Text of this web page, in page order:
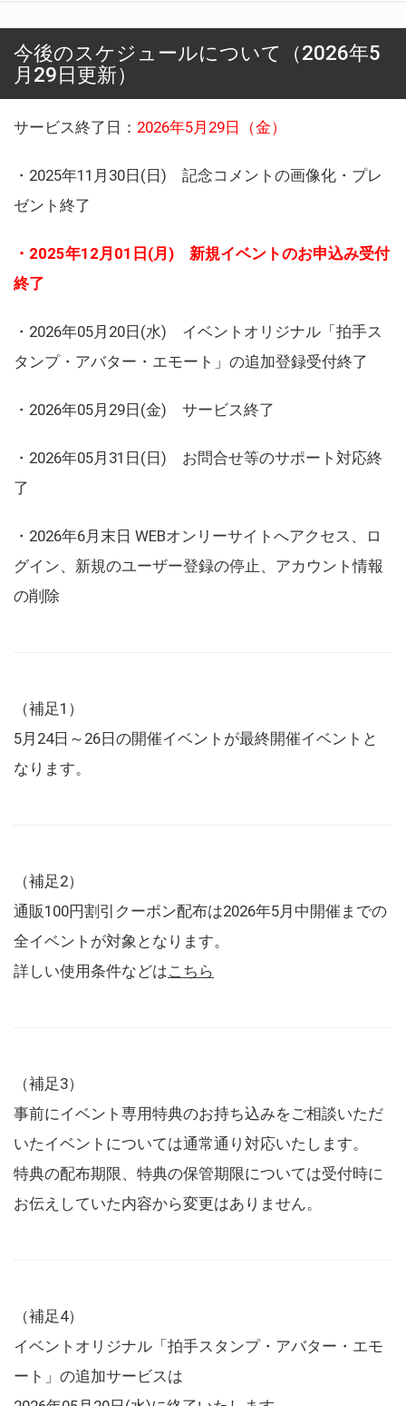
今後のスケジュールについて（2026年5
月29日更新）
サービス終了日： 2026年5月29日（金）
・2025年11月30日(日) 記念コメントの画像化・プレ
ゼント終了
・2025年12月01日(月) 新規イベントのお申込み受付
終了
・2026年05月20日(水) イベントオリジナル「拍手ス
タンプ・アバター・エモート」の追加登録受付終了
・2026年05月29日(金) サービス終了
・2026年05月31日(日) お問合せ等のサポート対応終
了
・2026年6月末日 WEBオンリーサイトへアクセス、ロ
グイン、新規のユーザー登録の停止、アカウント情報
の削除
（補足1）
5月24日～26日の開催イベントが最終開催イベントと
なります。
（補足2）
通販100円割引クーポン配布は2026年5月中開催までの
全イベントが対象となります。
詳しい使用条件などはこちら
（補足3）
事前にイベント専用特典のお持ち込みをご相談いただ
いたイベントについては通常通り対応いたします。
特典の配布期限、特典の保管期限については受付時に
お伝えしていた内容から変更はありません。
（補足4）
イベントオリジナル「拍手スタンプ・アバター・エモ
ート」の追加サービスは